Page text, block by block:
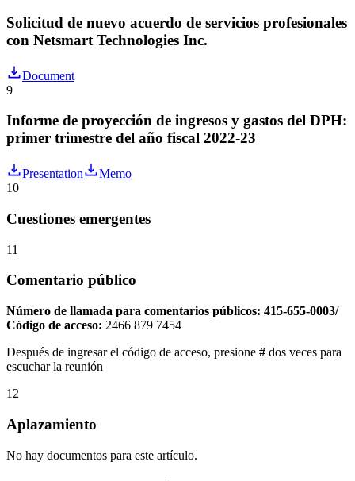
Solicitud de nuevo acuerdo de servicios profesionales
con Netsmart Technologies Inc.
Document
9
Informe de proyección de ingresos y gastos del DPH:
primer trimestre del año fiscal 2022-23
Presentation
Memo
10
Cuestiones emergentes
11
Comentario público
Número de llamada para comentarios públicos: 415-655-0003/
Código de acceso: 2466 879 7454
Después de ingresar el código de acceso, presione # dos veces para
escuchar la reunión
12
Aplazamiento
No hay documentos para este artículo.